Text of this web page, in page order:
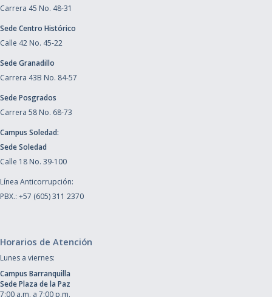
Carrera 45 No. 48-31
Sede Centro Histórico
Calle 42 No. 45-22
Sede Granadillo
Carrera 43B No. 84-57
Sede Posgrados
Carrera 58 No. 68-73
Campus Soledad:
Sede Soledad
Calle 18 No. 39-100
Línea Anticorrupción:
PBX.: +57 (605) 311 2370
Horarios de Atención
Lunes a viernes:
Campus Barranquilla
Sede Plaza de la Paz
7:00 a.m. a 7:00 p.m.